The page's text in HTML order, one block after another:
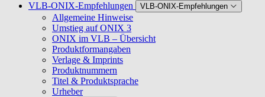
VLB-ONIX-Empfehlungen
VLB-ONIX-Empfehlungen
Allgemeine Hinweise
Umstieg auf ONIX 3
ONIX im VLB – Übersicht
Produktformangaben
Verlage & Imprints
Produktnummern
Titel & Produktsprache
Urheber